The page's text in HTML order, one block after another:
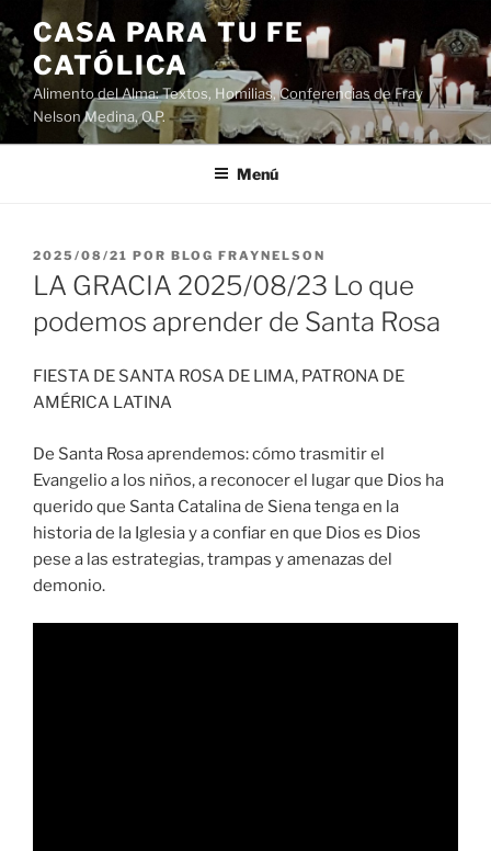
Saltar
al
contenido
CASA PARA TU FE
CATÓLICA
Alimento del Alma: Textos, Homilias, Conferencias de Fray
Nelson Medina, O.P.
Menú
PUBLICADO
EL
2025/08/21 POR BLOG FRAYNELSON
LA GRACIA 2025/08/23 Lo que
podemos aprender de Santa Rosa
FIESTA DE SANTA ROSA DE LIMA, PATRONA DE
AMÉRICA LATINA
De Santa Rosa aprendemos: cómo trasmitir el
Evangelio a los niños, a reconocer el lugar que Dios ha
querido que Santa Catalina de Siena tenga en la
historia de la Iglesia y a confiar en que Dios es Dios
pese a las estrategias, trampas y amenazas del
demonio.